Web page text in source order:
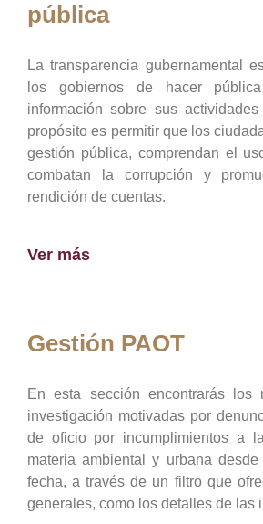
pública
La transparencia gubernamental
los gobiernos de hacer
información sobre sus
propósito es permitir que los
gestión pública, comprendan el
combatan la corrupción y
rendición de cuentas.
Ver más
Gestión PAOT
En esta sección encontrarás los
investigación motivadas por
de oficio por incumplimientos a
materia ambiental y urbana
fecha, a través de un filtro que
generales, como los detalles de las